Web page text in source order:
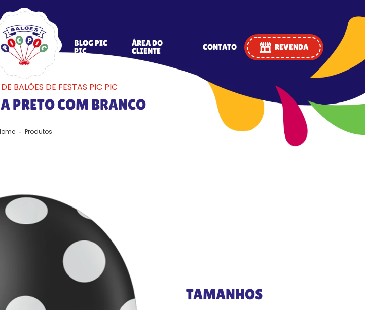
BLOG PIC
PIC
ÁREA DO
CLIENTE
CONTATO REVENDA
BALÕES DE FESTAS PIC PIC
PRETO COM BRANCO
Produtos
TAMANHOS